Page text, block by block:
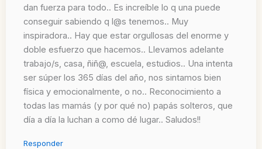
dan fuerza para todo.. Es increíble lo q una puede
conseguir sabiendo q l@s tenemos.. Muy
inspiradora.. Hay que estar orgullosas del enorme y
doble esfuerzo que hacemos.. Llevamos adelante
trabajo/s, casa, ñiñ@, escuela, estudios.. Una intenta
ser súper los 365 días del año, nos sintamos bien
física y emocionalmente, o no.. Reconocimiento a
todas las mamás (y por qué no) papás solteros, que
día a día la luchan a como dé lugar.. Saludos!!
Responder